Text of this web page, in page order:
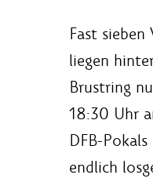
Fast
liegen
Brustring
18:30 Uhr
DFB-
endlich